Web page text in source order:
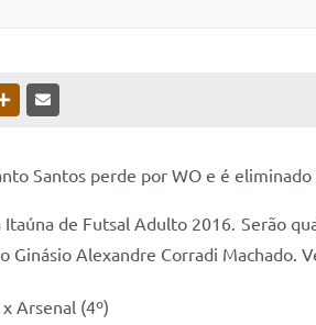
OUTRAS MÍDIAS
Santos perde por WO e é
de Futsal Adulto 2016. Serão
Ginásio Alexandre Corradi Machado.
x Arsenal (4º)